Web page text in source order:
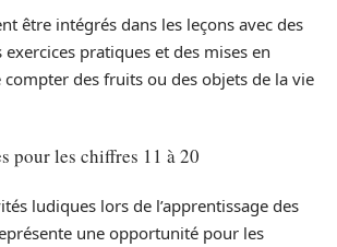
être intégrés dans les leçons avec des
pratiques et des mises en
des fruits ou des objets de la vie
pour les chiffres 11 à 20
ludiques lors de l’apprentissage des
une opportunité pour les